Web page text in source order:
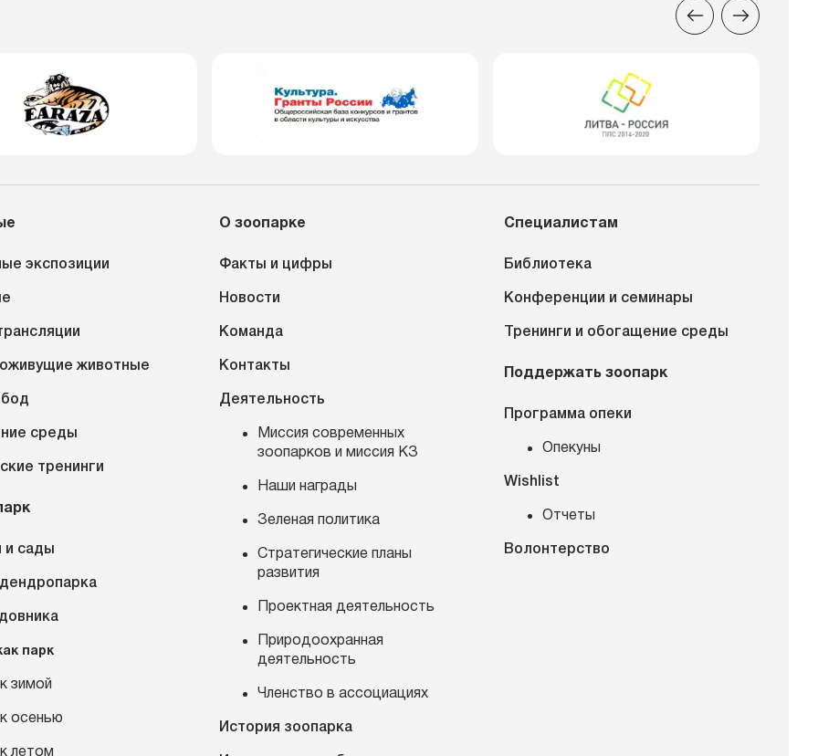
экспозиции
животные
среды
тренинги
и сады
парк
зимой
осенью
летом
О зоопарке
Факты и цифры
Новости
Команда
Контакты
Деятельность
Миссия современных
зоопарков и миссия КЗ
Наши награды
Зеленая политика
Стратегические планы
развития
Проектная деятельность
Природоохранная
деятельность
Членство в ассоциациях
История зоопарка
Специалистам
Библиотека
Конференции и семинары
Тренинги и обогащение среды
Поддержать зоопарк
Программа опеки
Опекуны
Wishlist
Отчеты
Волонтерство